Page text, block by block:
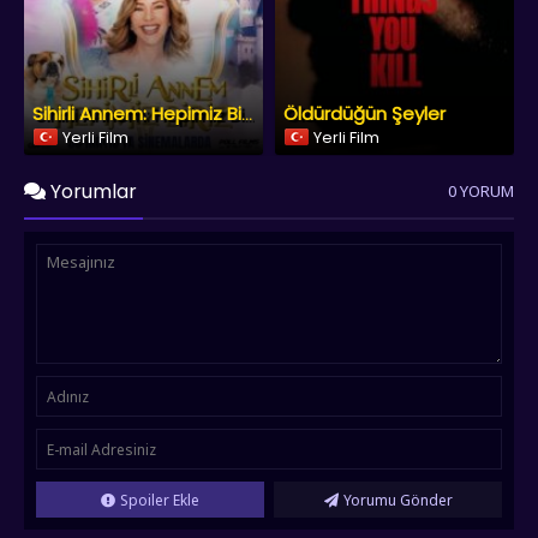
Sihirli Annem: Hepimiz Biriz
Yerli Film
Öldürdüğün Şeyler
Yerli Film
Yorumlar 0 YORUM
Spoiler Ekle Yorumu Gönder